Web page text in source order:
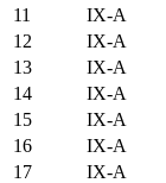
11
IX-A
12
IX-A
13
IX-A
14
IX-A
15
IX-A
16
IX-A
17
IX-A